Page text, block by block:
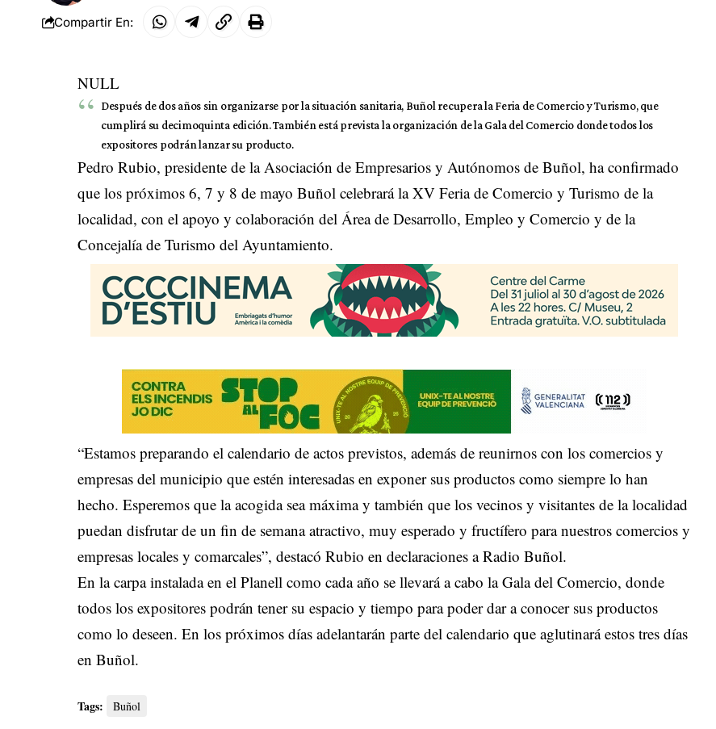
Compartir En:
NULL
Después de dos años sin organizarse por la situación sanitaria, Buñol recupera la Feria de Comercio y Turismo, que
cumplirá su decimoquinta edición. También está prevista la organización de la Gala del Comercio donde todos los
expositores podrán lanzar su producto.
Pedro Rubio, presidente de la Asociación de Empresarios y Autónomos de Buñol, ha confirmado
que los próximos 6, 7 y 8 de mayo Buñol celebrará la XV Feria de Comercio y Turismo de la
localidad, con el apoyo y colaboración del Área de Desarrollo, Empleo y Comercio y de la
Concejalía de Turismo del Ayuntamiento.
“Estamos preparando el calendario de actos previstos, además de reunirnos con los comercios y
empresas del municipio que estén interesadas en exponer sus productos como siempre lo han
hecho. Esperemos que la acogida sea máxima y también que los vecinos y visitantes de la localidad
puedan disfrutar de un fin de semana atractivo, muy esperado y fructífero para nuestros comercios y
empresas locales y comarcales”, destacó Rubio en declaraciones a Radio Buñol.
En la carpa instalada en el Planell como cada año se llevará a cabo la Gala del Comercio, donde
todos los expositores podrán tener su espacio y tiempo para poder dar a conocer sus productos
como lo deseen. En los próximos días adelantarán parte del calendario que aglutinará estos tres días
en Buñol.
Tags: Buñol